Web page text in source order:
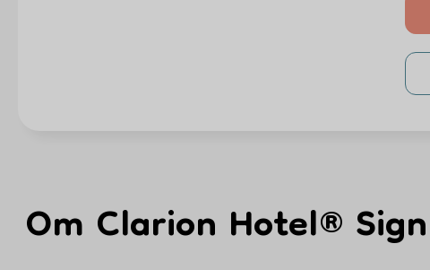
Om Clarion Hotel® Sign